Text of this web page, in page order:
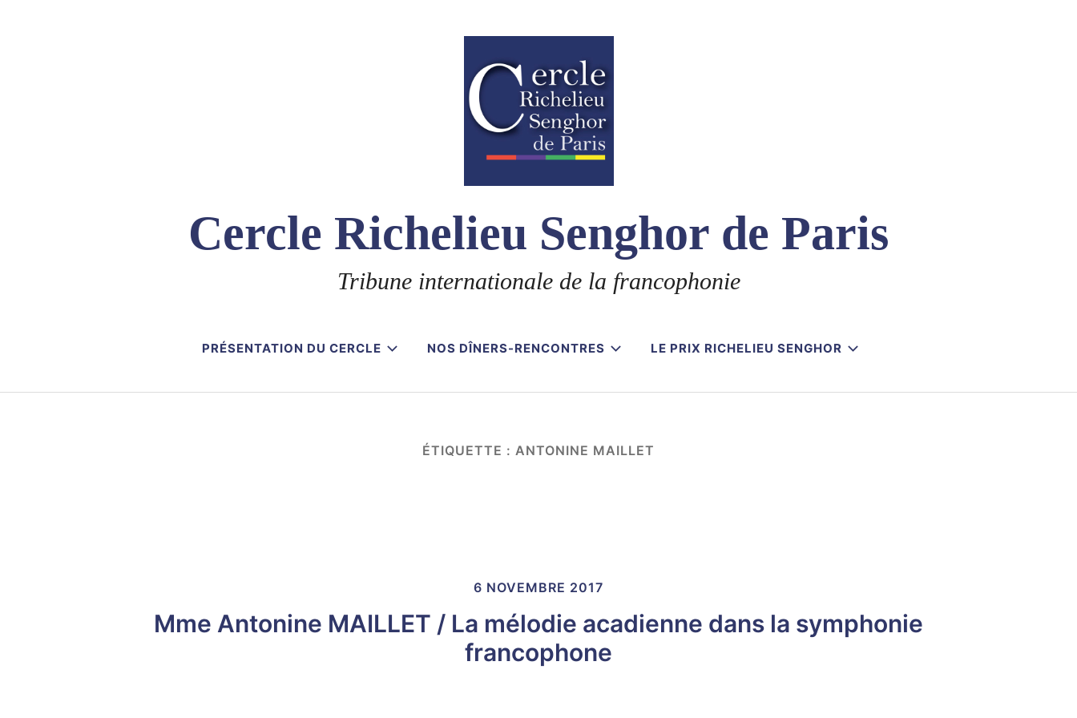
Cercle Richelieu Senghor de Paris
Tribune internationale de la francophonie
PRÉSENTATION DU CERCLE NOS DÎNERS-RENCONTRES LE PRIX RICHELIEU SENGHOR
ÉTIQUETTE : ANTONINE MAILLET
6 NOVEMBRE 2017
Mme Antonine MAILLET / La mélodie acadienne dans la symphonie
francophone